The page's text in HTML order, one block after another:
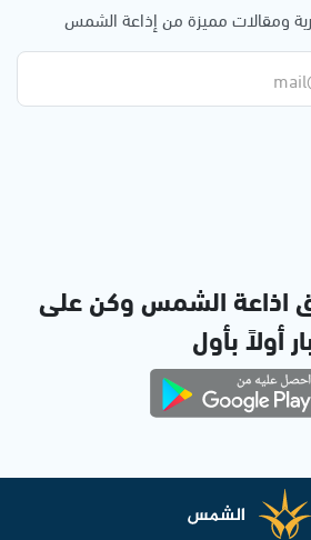
ومقالات مميزة من إذاعة الشمس
اذاعة الشمس وكن على
أولاً بأول